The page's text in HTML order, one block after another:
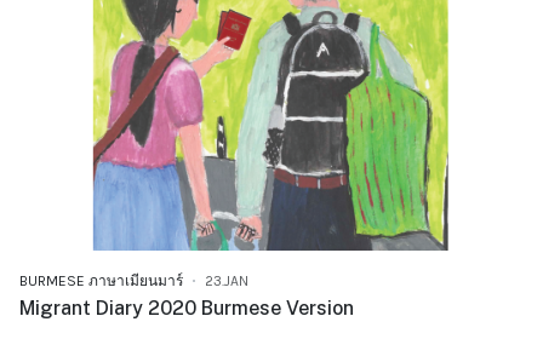
BURMESE ภาษาเมียนมาร์ 23.JAN
Migrant Diary 2020 Burmese Version